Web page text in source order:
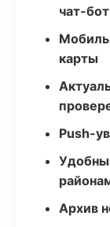
чат-бот
карты
Push-
Архив